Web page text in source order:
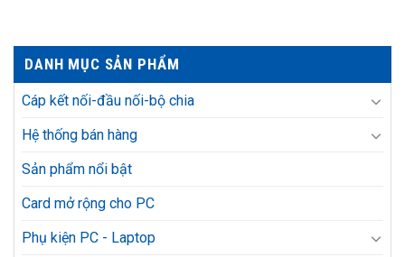
DANH MỤC SẢN PHẨM
Cáp kết nối-đầu nối-bộ chia
Hệ thống bán hàng
Sản phẩm nổi bật
Card mở rộng cho PC
Phụ kiện PC - Laptop